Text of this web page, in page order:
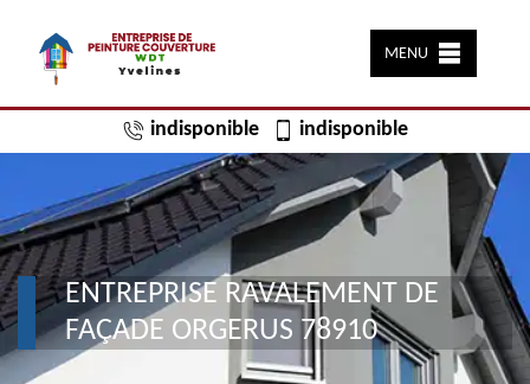
MENU
indisponible indisponible
ENTREPRISE RAVALEMENT DE
FAÇADE ORGERUS 78910